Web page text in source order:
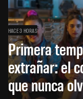
HACE 3 HORAS
Primera
extrañar: el
que nunca